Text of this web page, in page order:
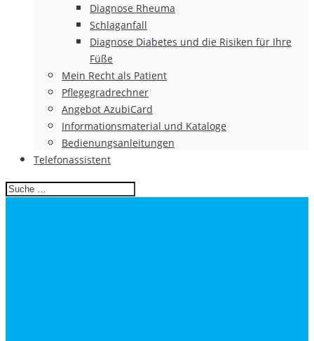
Diagnose Rheuma
Schlaganfall
Diagnose Diabetes und die Risiken für Ihre
Füße
Mein Recht als Patient
Pflegegradrechner
Angebot AzubiCard
Informationsmaterial und Kataloge
Bedienungsanleitungen
Telefonassistent
Search